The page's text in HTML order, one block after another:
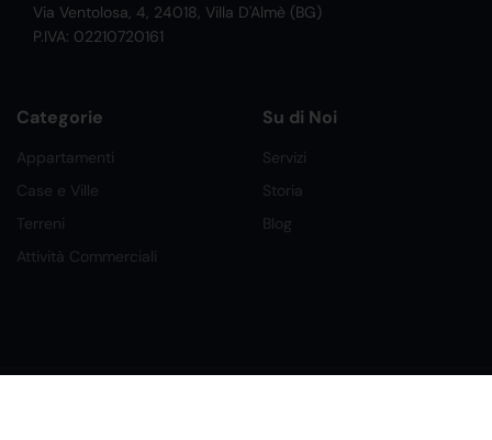
Via Ventolosa, 4, 24018, Villa D'Almè (BG)
P.IVA: 02210720161
Categorie
Appartamenti
Case e Ville
Terreni
Attività Commerciali
Su di Noi
Servizi
Storia
Blog